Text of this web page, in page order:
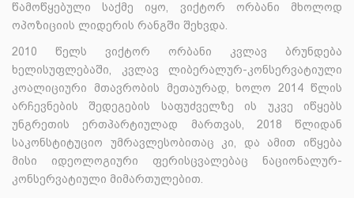
წამოწყებული საქმე იყო, ვიქტორ ორბანი მხოლოდ
ოპოზიციის ლიდერის რანგში შეხვდა.
2010 წელს ვიქტორ ორბანი კვლავ ბრუნდება
ხელისუფლებაში, კვლავ ლიბერალურ-კონსერვატიული
კოალიციური მთავრობის მეთაურად, ხოლო 2014 წლის
არჩევნების შედეგების საფუძველზე ის უკვე იწყებს
უნგრეთის ერთპარტიულად მართვას, 2018 წლიდან
საკონსტიტუციო უმრავლესობითაც კი, და ამით იწყება
მისი იდეოლოგიური ფერისცვალებაც ნაციონალურ-
კონსერვატიული მიმართულებით.